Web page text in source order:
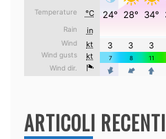
ARTICOLI RECENTI